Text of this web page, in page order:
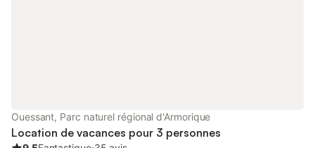
Ouessant, Parc naturel régional d'Armorique
Location de vacances pour 3 personnes